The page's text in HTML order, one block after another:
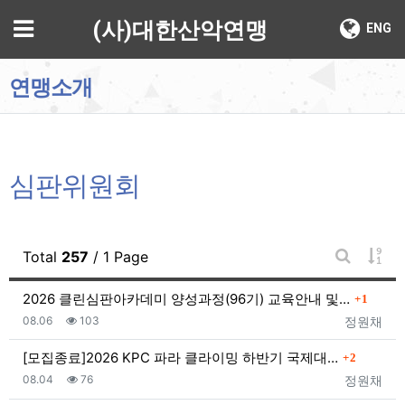
메뉴 ENG
(사)대한산악연맹
연맹소개
심판위원회
Total 257 / 1 Page
게시판 검
게
2026 클린심판아카데미 양성과정(96기) 교육안내 및… 댓글
1
등록자
정원채
등록일
08.06 조회
103
[모집종료]2026 KPC 파라 클라이밍 하반기 국제대… 댓글
2
등록자
정원채
등록일
08.04 조회
76